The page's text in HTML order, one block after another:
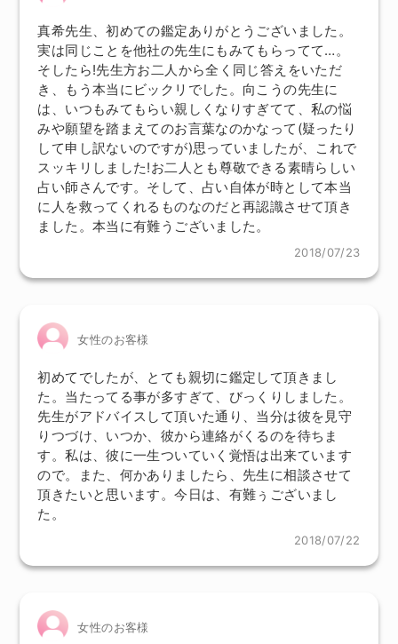
真希先生、初めての鑑定ありがとうございました。
実は同じことを他社の先生にもみてもらってて…。
そしたら!先生方お二人から全く同じ答えをいただ
き、もう本当にビックリでした。向こうの先生に
は、いつもみてもらい親しくなりすぎてて、私の悩
みや願望を踏まえてのお言葉なのかなって(疑ったり
して申し訳ないのですが)思っていましたが、これで
スッキリしました!お二人とも尊敬できる素晴らしい
占い師さんです。そして、占い自体が時として本当
に人を救ってくれるものなのだと再認識させて頂き
ました。本当に有難うございました。
2018/07/23
女性のお客様
初めてでしたが、とても親切に鑑定して頂きまし
た。当たってる事が多すぎて、びっくりしました。
先生がアドバイスして頂いた通り、当分は彼を見守
りつづけ、いつか、彼から連絡がくるのを待ちま
す。私は、彼に一生ついていく覚悟は出来ています
ので。また、何かありましたら、先生に相談させて
頂きたいと思います。今日は、有難ぅございまし
た。
2018/07/22
女性のお客様